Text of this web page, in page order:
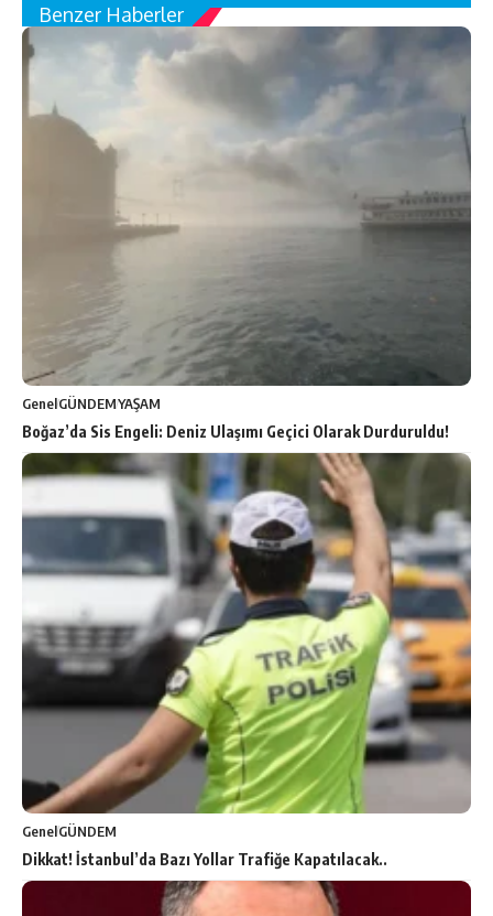
Benzer Haberler
GenelGÜNDEMYAŞAM
Boğaz’da Sis Engeli: Deniz Ulaşımı Geçici Olarak Durduruldu!
GenelGÜNDEM
Dikkat! İstanbul’da Bazı Yollar Trafiğe Kapatılacak..